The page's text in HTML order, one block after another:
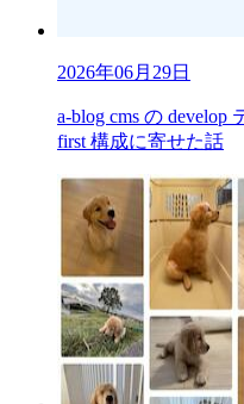
2026年06月29日
a-blog cms の develop
first 構成に寄せた話